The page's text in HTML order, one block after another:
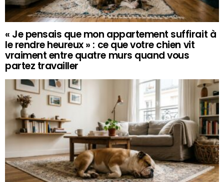
« Je pensais que mon appartement suffirait à
le rendre heureux » : ce que votre chien vit
vraiment entre quatre murs quand vous
partez travailler